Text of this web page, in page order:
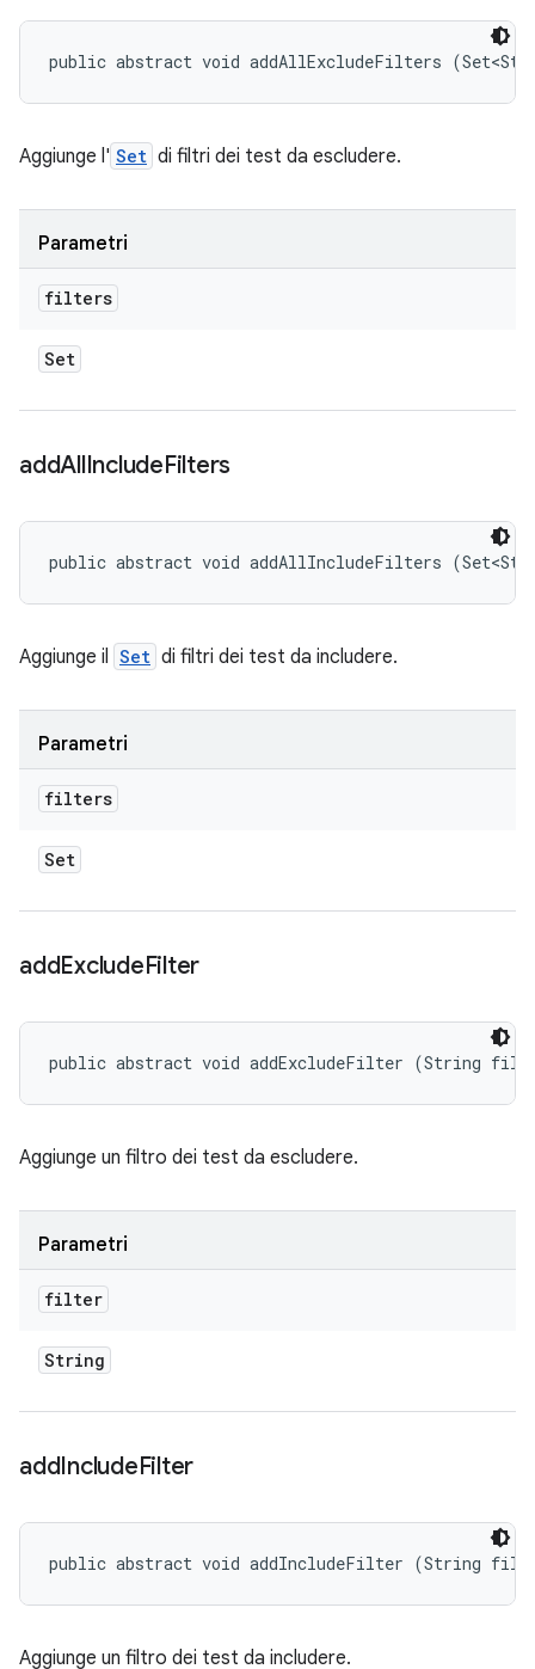
public abstract void addAllExcludeFilters
Aggiunge l' Set di filtri dei test da escludere.
Parametri
filters
Set
addAllIncludeFilters
public abstract void addAllIncludeFilters
Aggiunge il Set di filtri dei test da includere.
Parametri
filters
Set
addExcludeFilter
public abstract void addExcludeFilter (String
Aggiunge un filtro dei test da escludere.
Parametri
filter
String
addIncludeFilter
public abstract void addIncludeFilter (String
Aggiunge un filtro dei test da includere.